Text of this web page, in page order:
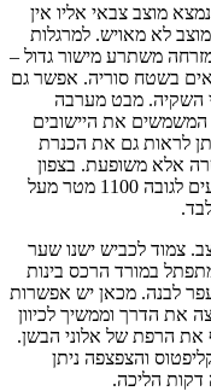
נמצא מוצב צבאי אליו אין
לא מאויש. למרגלות
משתרע מישור גדול –
בשטח סוריה. אפשר גם
השקיה. מבט מערבה
המשמשים את היישובים
לראות גם את הכנרת
אלא משופעת. בצפון
הגולן פני השטח (לא כולל ראשי התילים) מגיעים לגובה 1100 מטר מעל
צמוד לכביש ישנו שער
במורד הרכס בינות
לבנה. מכאן יש אפשרות
את הדרך וממשיך לכיוון
את הרפת של אלוני הבשן.
והצפצפה ניתן
דקות הליכה.